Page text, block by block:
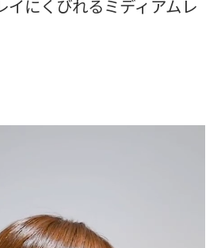
イにくびれるミディアムレ